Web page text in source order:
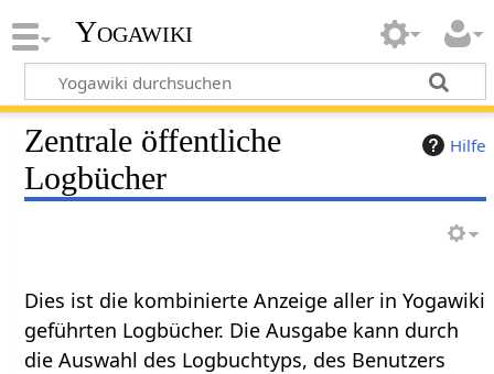
Yogawiki
Hilfe
Zentrale öffentliche
Logbücher
Dies ist die kombinierte Anzeige aller in Yogawiki
geführten Logbücher. Die Ausgabe kann durch
die Auswahl des Logbuchtyps, des Benutzers